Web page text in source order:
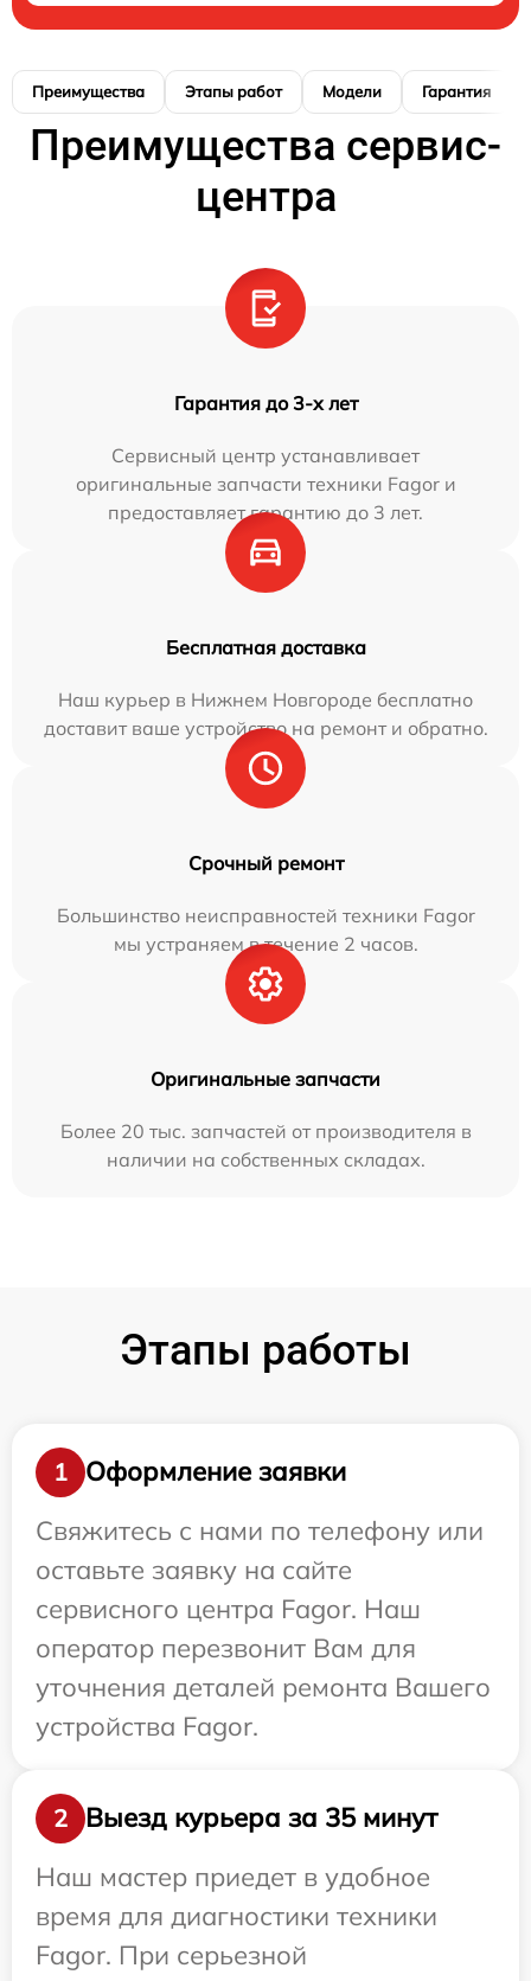
Преимущества Этапы работ Модели Гарантия
Преимущества сервис-
центра
Гарантия до 3-х лет
Сервисный центр устанавливает
оригинальные запчасти техники Fagor и
предоставляет гарантию до 3 лет.
Бесплатная доставка
Наш курьер в Нижнем Новгороде бесплатно
доставит ваше устройство на ремонт и обратно.
Срочный ремонт
Большинство неисправностей техники Fagor
мы устраняем в течение 2 часов.
Оригинальные запчасти
Более 20 тыс. запчастей от производителя в
наличии на собственных складах.
Этапы работы
1
Оформление заявки
Свяжитесь с нами по телефону или
оставьте заявку на сайте
сервисного центра Fagor. Наш
оператор перезвонит Вам для
уточнения деталей ремонта Вашего
устройства Fagor.
2
Выезд курьера за 35 минут
Наш мастер приедет в удобное
время для диагностики техники
Fagor. При серьезной